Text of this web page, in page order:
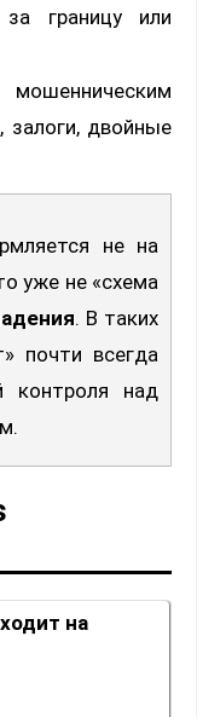
границу или
залоги, двойные
не на
уже не «схема
. В таких
почти всегда
контроля над
на